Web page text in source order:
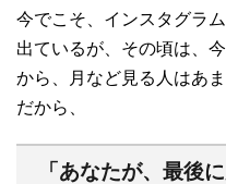
今でこそ、インスタグラ
出ているが、その頃は、
から、月など見る人はあま
だから、
「あなたが、最後